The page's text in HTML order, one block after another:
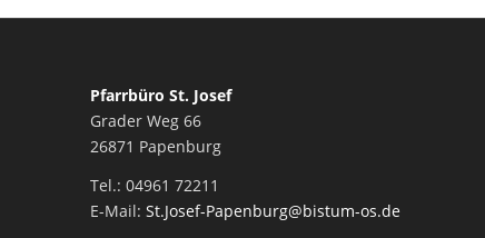
Pfarrbüro St. Josef
Grader Weg 66
26871 Papenburg
Tel.: 04961 72211
E-Mail: St.Josef-Papenburg@bistum-os.de